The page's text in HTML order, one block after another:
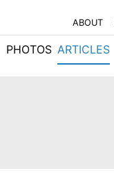
ABOUT
PHOTOS ARTICLES